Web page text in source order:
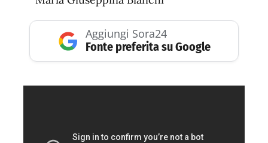
Aggiungi Sora24
Fonte preferita su Google